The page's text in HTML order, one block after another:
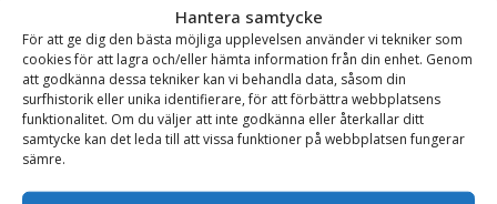
Hantera samtycke
För att ge dig den bästa möjliga upplevelsen använder vi tekniker som
cookies för att lagra och/eller hämta information från din enhet. Genom
att godkänna dessa tekniker kan vi behandla data, såsom din
surfhistorik eller unika identifierare, för att förbättra webbplatsens
funktionalitet. Om du väljer att inte godkänna eller återkallar ditt
samtycke kan det leda till att vissa funktioner på webbplatsen fungerar
sämre.
Se alla produkter inom samma kategori
Hydraulhammare
BESKRIVNING